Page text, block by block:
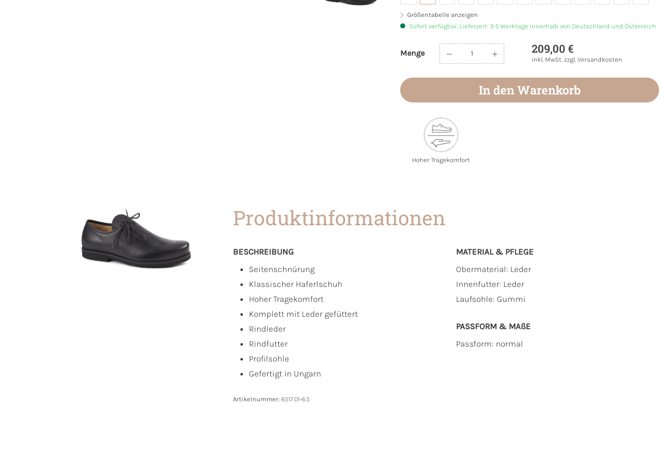
Größentabelle anzeigen
Sofort verfügbar, Lieferzeit: 3-5 Werktage innerhalb von Deutschland und Österreich
Menge
Produkt Anzahl: Gib den gewünschten Wert ein
209,00 €
inkl. MwSt. zzgl. Versandkosten
In den Warenkorb
Hoher Tragekomfort
Produktinformationen
BESCHREIBUNG
Seitenschnürung
Klassischer Haferlschuh
Hoher Tragekomfort
Komplett mit Leder gefüttert
Rindleder
Rindfutter
Profilsohle
Gefertigt in Ungarn
MATERIAL & PFLEGE
Obermaterial: Leder
Innenfutter: Leder
Laufsohle: Gummi
PASSFORM & MAẞE
Passform: normal
Artikelnummer: 6517.01-6.5